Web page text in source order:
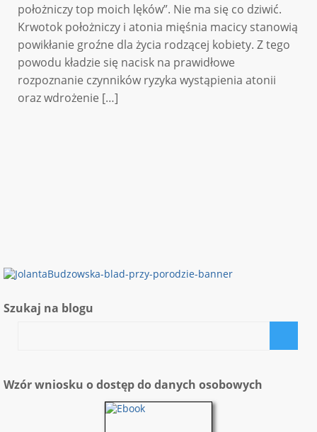
położniczy top moich lęków”. Nie ma się co dziwić.
Krwotok położniczy i atonia mięśnia macicy stanowią
powikłanie groźne dla życia rodzącej kobiety. Z tego
powodu kładzie się nacisk na prawidłowe
rozpoznanie czynników ryzyka wystąpienia atonii
oraz wdrożenie […]
Szukaj na blogu
Wzór wniosku o dostęp do danych osobowych